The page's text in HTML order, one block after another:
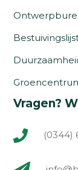
Vragen?
(0344)